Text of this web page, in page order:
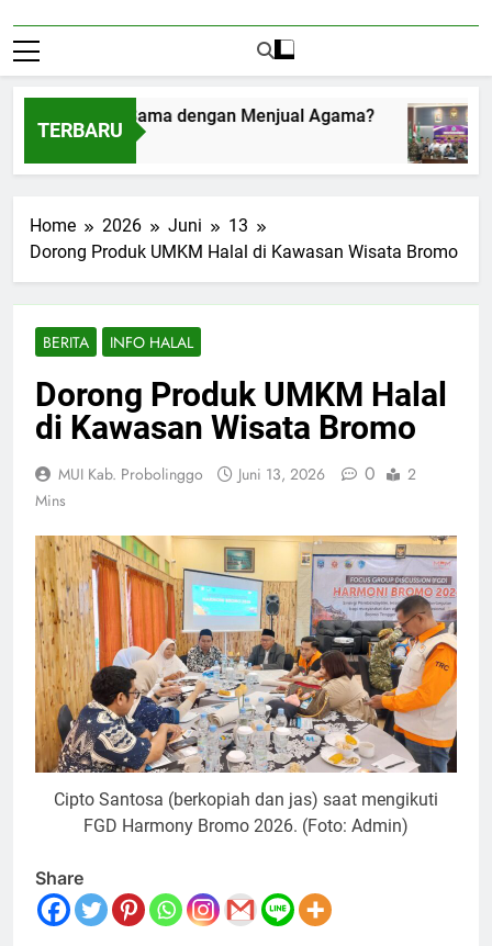
TERBARU
Amplop Sama dengan Menjual Agama?
1, 2026
Home 2026 Juni
13
Dorong Produk UMKM Halal di Kawasan Wisata Bromo
BERITA INFO HALAL
Dorong Produk UMKM Halal
di Kawasan Wisata Bromo
MUI Kab. Probolinggo Juni 13, 2026 0
2
Mins
Cipto Santosa (berkopiah dan jas) saat mengikuti
FGD Harmony Bromo 2026. (Foto: Admin)
Share